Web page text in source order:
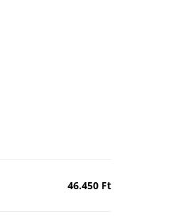
46.450 Ft